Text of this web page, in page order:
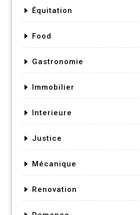
Équitation
Food
Gastronomie
Immobilier
Interieure
Justice
Mécanique
Renovation